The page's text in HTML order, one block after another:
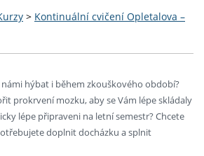
> Kontinuální cvičení Opletalova –
námi hýbat i během zkouškového období?
prokrvení mozku, aby se Vám lépe skládaly
lépe připraveni na letní semestr? Chcete
doplnit docházku a splnit